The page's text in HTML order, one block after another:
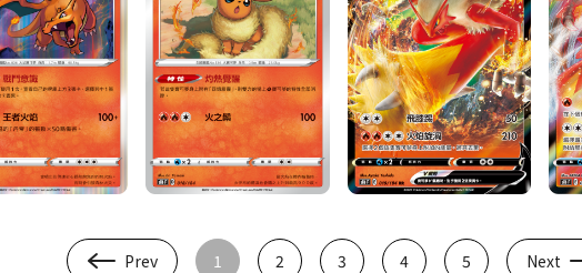
Prev 1 2 3 4 5 Next